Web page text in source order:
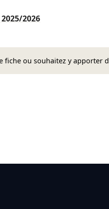
2025/2026
ou souhaitez y apporter